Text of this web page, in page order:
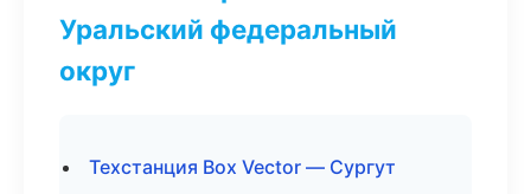
Уральский федеральный
округ
Техстанция Box Vector — Сургут